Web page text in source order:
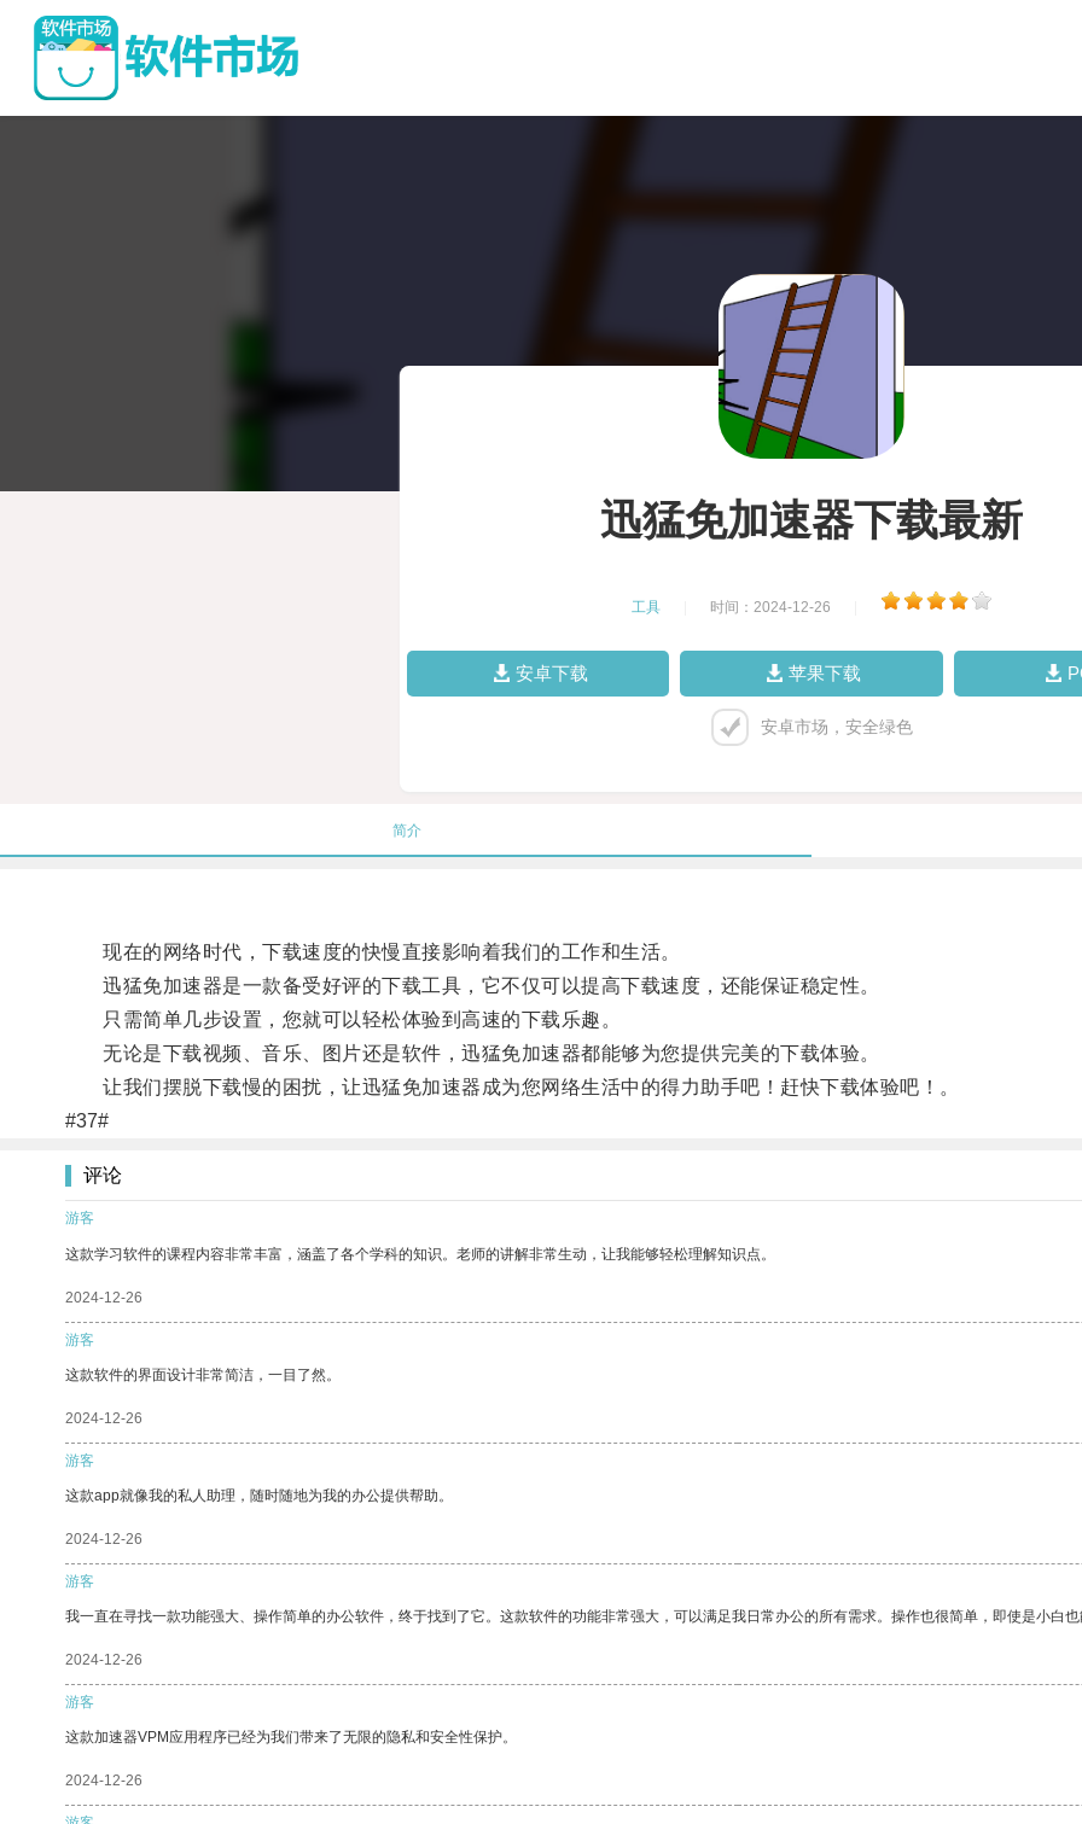
迅猛免加速器下载最新
工具 时间：2024-12-26
安卓下载 苹果下载
安卓市场，安全绿色
简介
现在的网络时代，下载速度的快慢直接影响着我们的工作和生活。
迅猛免加速器是一款备受好评的下载工具，它不仅可以提高下载速度，还能保证稳定性。
只需简单几步设置，您就可以轻松体验到高速的下载乐趣。
无论是下载视频、音乐、图片还是软件，迅猛免加速器都能够为您提供完美的下载体验。
让我们摆脱下载慢的困扰，让迅猛免加速器成为您网络生活中的得力助手吧！赶快下载体验吧！。
#37#
评论
游客
这款学习软件的课程内容非常丰富，涵盖了各个学科的知识。老师的讲解非常生动，让我能够轻松理解知识点。
2024-12-26
游客
这款软件的界面设计非常简洁，一目了然。
2024-12-26
游客
这款app就像我的私人助理，随时随地为我的办公提供帮助。
2024-12-26
游客
我一直在寻找一款功能强大、操作简单的办公软件，终于找到了它。这款软件的功能非常强大，可以满足我日常办公的所有需求。操作也很简单，即使是小白也
2024-12-26
游客
这款加速器VPM应用程序已经为我们带来了无限的隐私和安全性保护。
2024-12-26